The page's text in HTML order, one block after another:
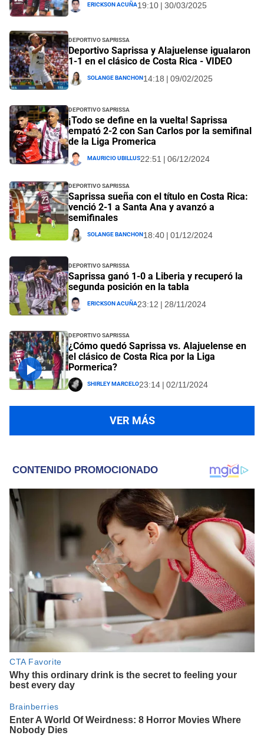
Erickson Acuña19:10 | 30/03/2025
Deportivo Saprissa
Deportivo Saprissa y Alajuelense igualaron
1-1 en el clásico de Costa Rica - VIDEO
Solange Banchon14:18 | 09/02/2025
Deportivo Saprissa
¡Todo se define en la vuelta! Saprissa
empató 2-2 con San Carlos por la semifinal
de la Liga Promerica
Mauricio Ubillus22:51 | 06/12/2024
Deportivo Saprissa
Saprissa sueña con el título en Costa Rica:
venció 2-1 a Santa Ana y avanzó a
semifinales
Solange Banchon18:40 | 01/12/2024
Deportivo Saprissa
Saprissa ganó 1-0 a Liberia y recuperó la
segunda posición en la tabla
Erickson Acuña23:12 | 28/11/2024
Deportivo Saprissa
¿Cómo quedó Saprissa vs. Alajuelense en
el clásico de Costa Rica por la Liga
Pormerica?
Shirley Marcelo23:14 | 02/11/2024
VER MÁS